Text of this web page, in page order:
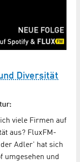
Diversität
viele Firmen auf
aus? FluxFM-
Adler' hat sich
umgesehen und